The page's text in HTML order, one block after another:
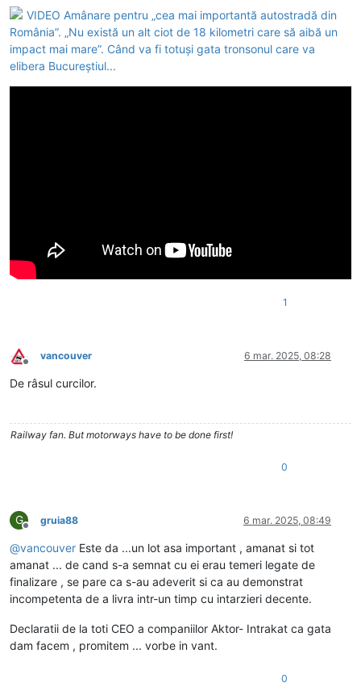
VIDEO Amânare pentru „cea mai importantă autostradă din
România”. „Nu există un alt ciot de 18 kilometri care să aibă un
impact mai mare”. Când va fi totuși gata tronsonul care va
elibera Bucureștiul...
1
Deconectat
vancouver 6 mar. 2025, 08:28
De râsul curcilor.
Railway fan. But motorways have to be done first!
0
G
Deconectat
gruia88 6 mar. 2025, 08:49
@vancouver Este da ...un lot asa important , amanat si tot
amanat ... de cand s-a semnat cu ei erau temeri legate de
finalizare , se pare ca s-au adeverit si ca au demonstrat
incompetenta de a livra intr-un timp cu intarzieri decente.
Declaratii de la toti CEO a companiilor Aktor- Intrakat ca gata
dam facem , promitem ... vorbe in vant.
0